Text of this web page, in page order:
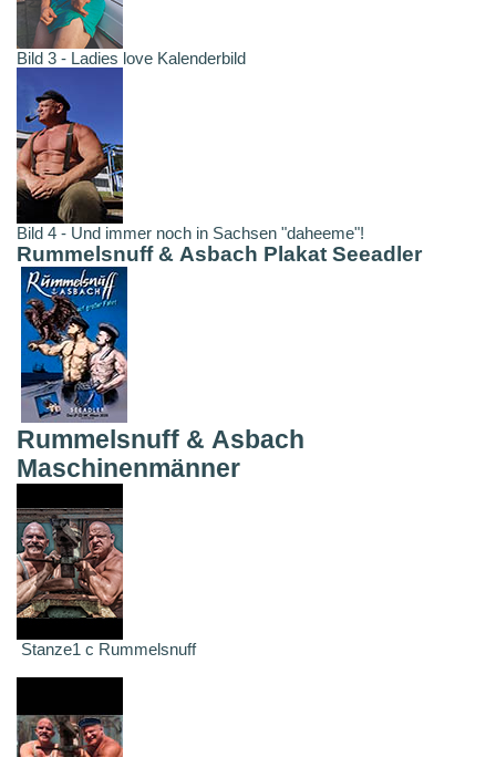
Bild 3 - Ladies love Kalenderbild
Bild 4 - Und immer noch in Sachsen "daheeme"!
Rummelsnuff & Asbach Plakat Seeadler
Rummelsnuff & Asbach
Maschinenmänner
Stanze1 c Rummelsnuff